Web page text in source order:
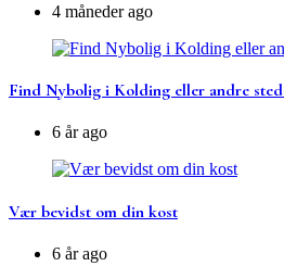
4 måneder ago
Find Nybolig i Kolding eller andre
6 år ago
Vær bevidst om din kost
6 år ago